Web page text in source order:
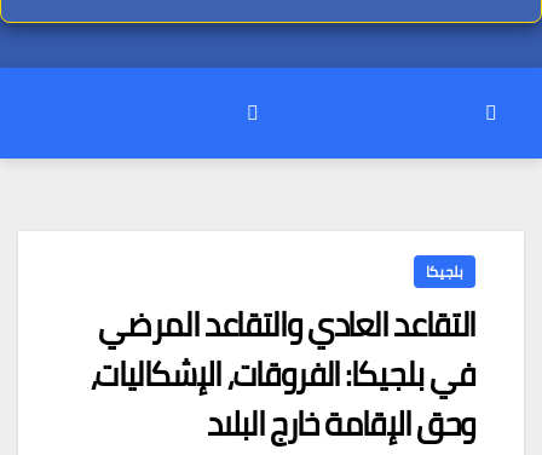
بلجيكا
التقاعد العادي والتقاعد المرضي
في بلجيكا: الفروقات، الإشكاليات،
وحق الإقامة خارج البلاد